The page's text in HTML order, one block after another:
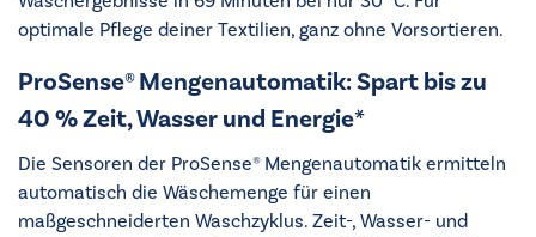
optimale Pflege deiner Textilien, ganz ohne Vorsortieren.
ProSense® Mengenautomatik: Spart bis zu
40 % Zeit, Wasser und Energie*
Die Sensoren der ProSense® Mengenautomatik ermitteln
automatisch die Wäschemenge für einen
maßgeschneiderten Waschzyklus. Zeit-, Wasser- und